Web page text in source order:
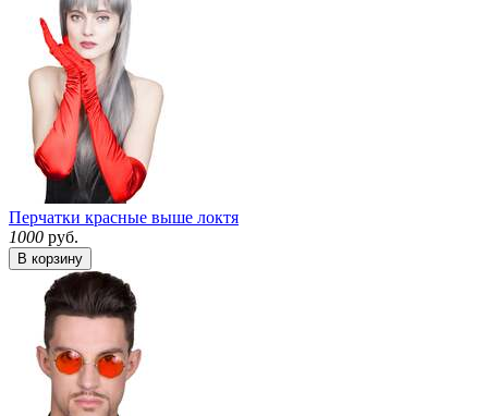
Перчатки красные выше локтя
1000 руб.
В корзину